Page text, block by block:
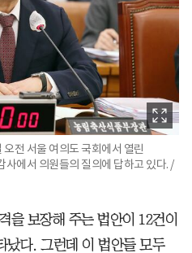
전 서울 여의도 국회에서 열린
에서 의원들의 질의에 답하고 있다. /
을 보장해 주는 법안이 12건이
났다. 그런데 이 법안들 모두